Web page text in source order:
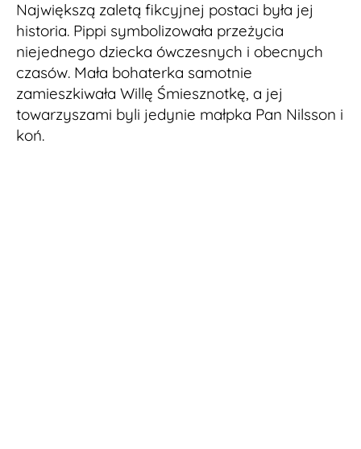
Największą zaletą fikcyjnej postaci była jej
historia. Pippi symbolizowała przeżycia
niejednego dziecka ówczesnych i obecnych
czasów. Mała bohaterka samotnie
zamieszkiwała Willę Śmiesznotkę, a jej
towarzyszami byli jedynie małpka Pan Nilsson i
koń.